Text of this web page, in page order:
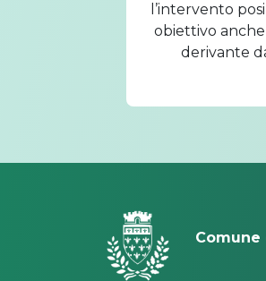
l’intervento
obiettivo
derivante
Comune